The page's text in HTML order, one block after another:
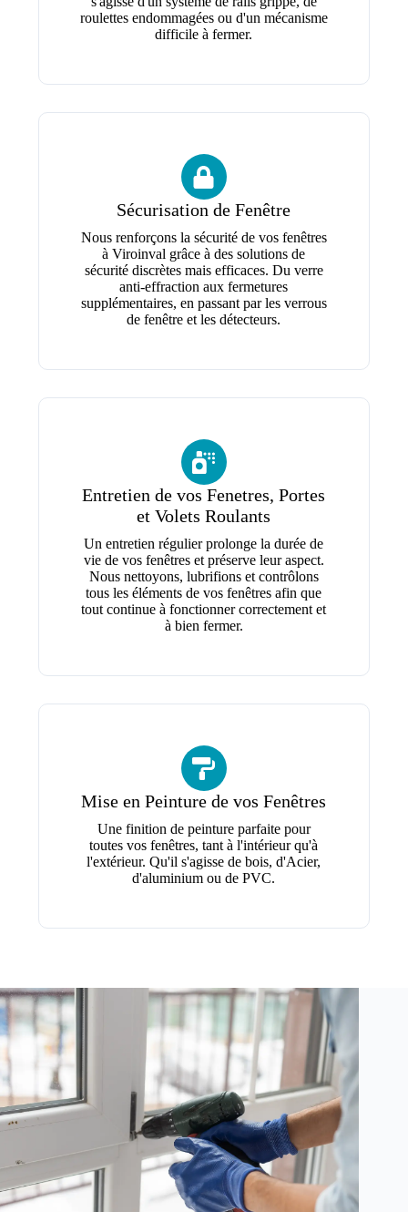
roulettes endommagées ou d'un mécanisme
difficile à fermer.
Sécurisation de Fenêtre
Nous renforçons la sécurité de vos fenêtres
à Viroinval grâce à des solutions de
sécurité discrètes mais efficaces. Du verre
anti-effraction aux fermetures
supplémentaires, en passant par les verrous
de fenêtre et les détecteurs.
Entretien de vos Fenetres, Portes
et Volets Roulants
Un entretien régulier prolonge la durée de
vie de vos fenêtres et préserve leur aspect.
Nous nettoyons, lubrifions et contrôlons
tous les éléments de vos fenêtres afin que
tout continue à fonctionner correctement et
à bien fermer.
Mise en Peinture de vos Fenêtres
Une finition de peinture parfaite pour
toutes vos fenêtres, tant à l'intérieur qu'à
l'extérieur. Qu'il s'agisse de bois, d'Acier,
d'aluminium ou de PVC.